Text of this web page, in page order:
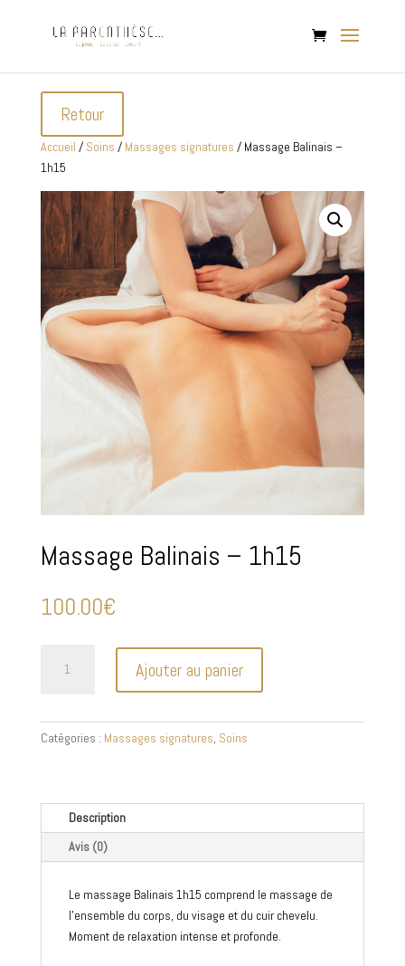
Retour
Accueil / Soins / Massages signatures / Massage Balinais –
1h15
Massage Balinais – 1h15
100.00€
-
Ajouter au panier
Catégories : Massages signatures, Soins
Description
Avis (0)
Le massage Balinais 1h15 comprend le massage de
l’ensemble du corps, du visage et du cuir chevelu.
Moment de relaxation intense et profonde.